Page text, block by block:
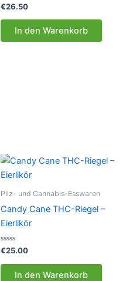
Bewertet
mit
0
€26.50
In den Warenkorb
Pilz- und Cannabis-Esswaren
Candy Cane THC-Riegel –
Eierlikör
Bewertet
0
€25.00
In den Warenkorb